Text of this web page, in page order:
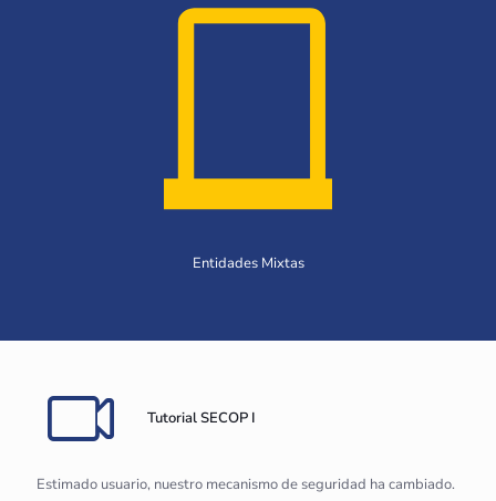
Entidades Mixtas
Tutorial SECOP I
Estimado usuario, nuestro mecanismo de seguridad ha cambiado.